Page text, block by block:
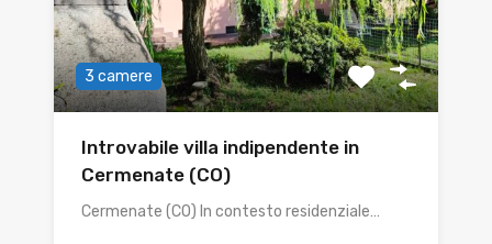
3 camere
Introvabile villa indipendente in
Cermenate (CO)
Cermenate (CO) In contesto residenziale…